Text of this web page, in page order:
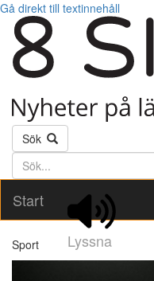
Gå direkt till textinnehåll
Sök
Söktext
Start
Lyssna
Sport